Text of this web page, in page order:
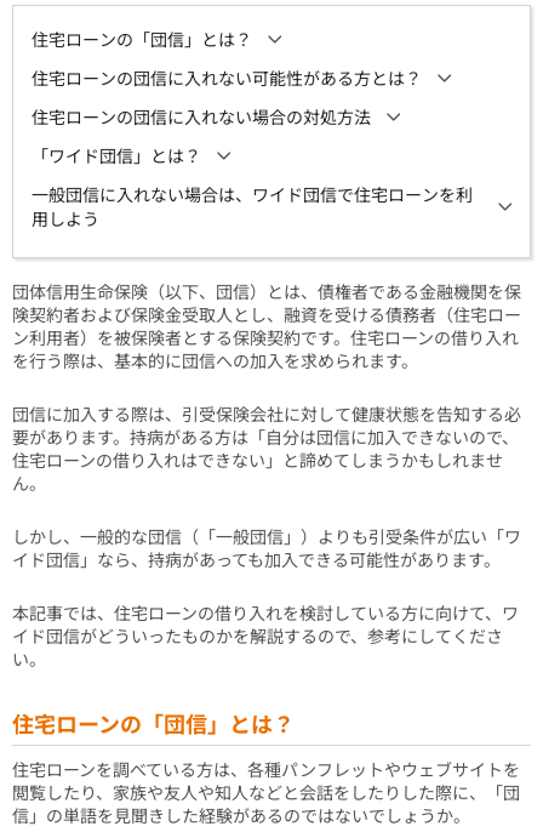
住宅ローンの「団信」とは？
住宅ローンの団信に入れない可能性がある方とは？
住宅ローンの団信に入れない場合の対処方法
「ワイド団信」とは？
一般団信に入れない場合は、ワイド団信で住宅ローンを利
用しよう
団体信用生命保険（以下、団信）とは、債権者である金融機関を保
険契約者および保険金受取人とし、融資を受ける債務者（住宅ロー
ン利用者）を被保険者とする保険契約です。住宅ローンの借り入れ
を行う際は、基本的に団信への加入を求められます。
団信に加入する際は、引受保険会社に対して健康状態を告知する必
要があります。持病がある方は「自分は団信に加入できないので、
住宅ローンの借り入れはできない」と諦めてしまうかもしれませ
ん。
しかし、一般的な団信（「一般団信」）よりも引受条件が広い「ワ
イド団信」なら、持病があっても加入できる可能性があります。
本記事では、住宅ローンの借り入れを検討している方に向けて、ワ
イド団信がどういったものかを解説するので、参考にしてくださ
い。
住宅ローンの「団信」とは？
住宅ローンを調べている方は、各種パンフレットやウェブサイトを
閲覧したり、家族や友人や知人などと会話をしたりした際に、「団
信」の単語を見聞きした経験があるのではないでしょうか。